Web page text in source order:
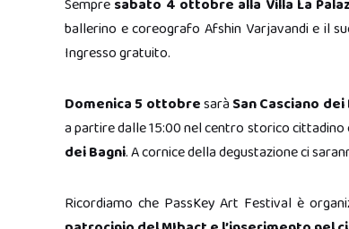
Sempre sabato 4 ottobre alla Villa La
ballerino e coreografo Afshin Varjavandi e il
Ingresso gratuito.
Domenica 5 ottobresarà San Casciano
a partire dalle 15:00 nel centro storico cittadino
dei Bagni. A cornice della degustazione ci
Ricordiamo che PassKey Art Festival è